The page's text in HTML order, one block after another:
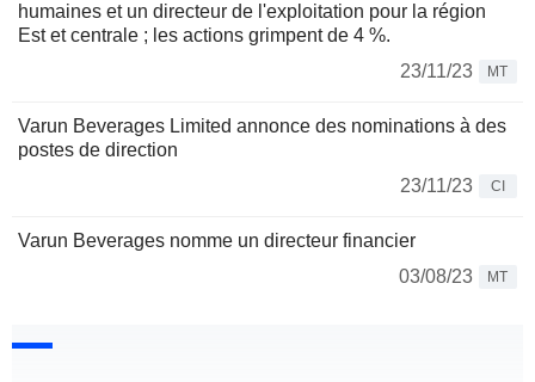
humaines et un directeur de l'exploitation pour la région
Est et centrale ; les actions grimpent de 4 %.
23/11/23
MT
Varun Beverages Limited annonce des nominations à des
postes de direction
23/11/23
CI
Varun Beverages nomme un directeur financier
03/08/23
MT